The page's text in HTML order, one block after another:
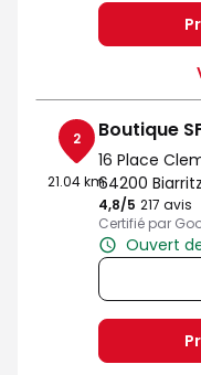
2
21.04 km
Boutique
16 Place
64200 Biarritz
4,8/5 Note de 4.8
217 avis
Certifié par
Ouvert